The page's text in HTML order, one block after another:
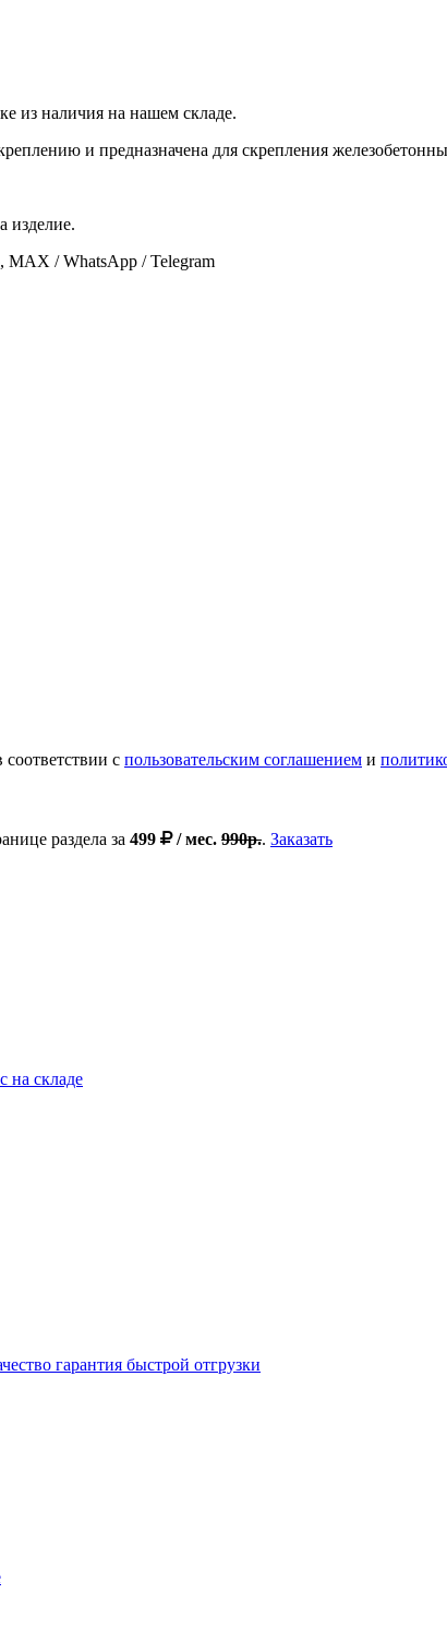
из наличия на нашем складе.
и предназначена для скрепления
изделие.
MAX / WhatsApp / Telegram
с пользовательским соглашением и
раздела за 499 / мес. 990р.. Заказать
на складе
гарантия быстрой отгрузки